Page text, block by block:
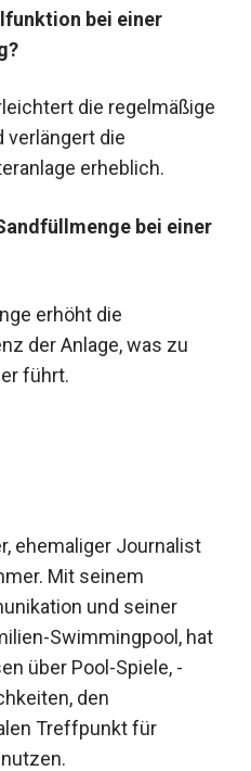
bei einer
die regelmäßige
verlängert die
erheblich.
bei einer
erhöht die
der Anlage, was zu
führt.
ehemaliger Journalist
Mit seinem
und seiner
Swimmingpool, hat
über Pool-Spiele, -
den
Treffpunkt für